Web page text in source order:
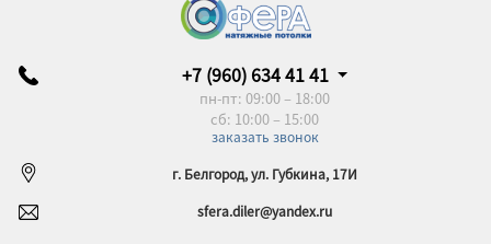
+7 (960) 634 41 41
пн-пт: 09:00 – 18:00
сб: 10:00 – 15:00
заказать звонок
г. Белгород, ул. Губкина, 17И
sfera.diler@yandex.ru